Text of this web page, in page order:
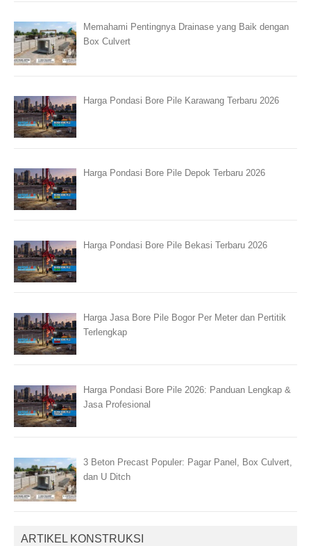
Memahami Pentingnya Drainase yang Baik dengan
Box Culvert
Harga Pondasi Bore Pile Karawang Terbaru 2026
Harga Pondasi Bore Pile Depok Terbaru 2026
Harga Pondasi Bore Pile Bekasi Terbaru 2026
Harga Jasa Bore Pile Bogor Per Meter dan Pertitik
Terlengkap
Harga Pondasi Bore Pile 2026: Panduan Lengkap &
Jasa Profesional
3 Beton Precast Populer: Pagar Panel, Box Culvert,
dan U Ditch
ARTIKEL KONSTRUKSI